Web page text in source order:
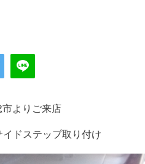
よりご来店
ステップ取り付け